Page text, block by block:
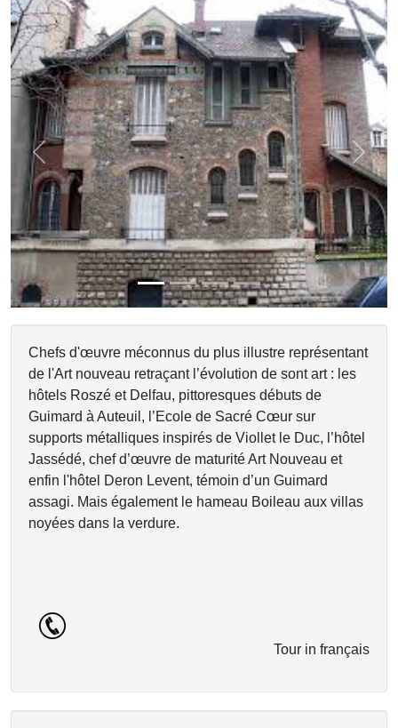
Previous Next
Chefs d'œuvre méconnus du plus illustre représentant
de l'Art nouveau retraçant l’évolution de sont art : les
hôtels Roszé et Delfau, pittoresques débuts de
Guimard à Auteuil, l’Ecole de Sacré Cœur sur
supports métalliques inspirés de Viollet le Duc, l’hôtel
Jassédé, chef d’œuvre de maturité Art Nouveau et
enfin l'hôtel Deron Levent, témoin d’un Guimard
assagi. Mais également le hameau Boileau aux villas
noyées dans la verdure.
Tour in français